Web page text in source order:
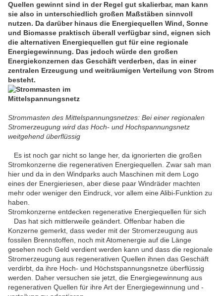
Quellen gewinnt sind in der Regel gut skalierbar, man kann
sie also in unterschiedlich großen Maßstäben sinnvoll
nutzen. Da darüber hinaus die Energiequellen Wind, Sonne
und Biomasse praktisch überall verfügbar sind, eignen sich
die alternativen Energiequellen gut für eine regionale
Energiegewinnung. Das jedoch würde den großen
Energiekonzernen das Geschäft verderben, das in einer
zentralen Erzeugung und weiträumigen Verteilung von Strom
besteht.
Strommasten des Mittelspannungsnetzes: Bei einer regionalen
Stromerzeugung wird das Hoch- und Hochspannungsnetz
weitgehend überflüssig
Es ist noch gar nicht so lange her, da ignorierten die großen
Stromkonzerne die regenerativen Energiequellen. Zwar sah man
hier und da in den Windparks auch Maschinen mit dem Logo
eines der Energieriesen, aber diese paar Windräder machten
mehr oder weniger den Eindruck, vor allem eine Alibi-Funktion zu
haben.
Stromkonzerne entdecken regenerative Energiequellen für sich
Das hat sich mittlerweile geändert. Offenbar haben die
Konzerne gemerkt, dass weder mit der Stromerzeugung aus
fossilen Brennstoffen, noch mit Atomenergie auf die Länge
gesehen noch Geld verdient werden kann und dass die regionale
Stromerzeugung aus regenerativen Quellen ihnen das Geschäft
verdirbt, da ihre Hoch- und Höchstspannungsnetze überflüssig
werden. Daher versuchen sie jetzt, die Energiegewinnung aus
regenerativen Quellen für ihre Art der Energiegewinnung und -